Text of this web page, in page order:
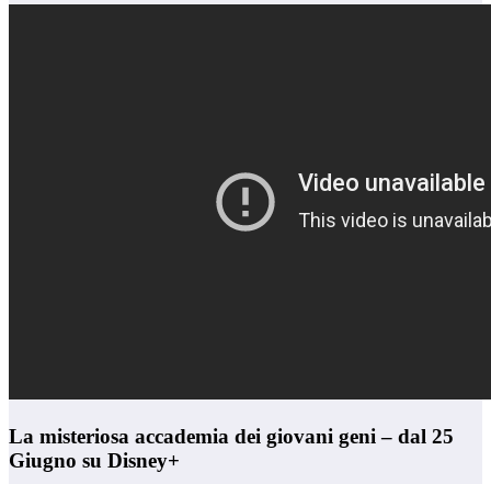
La misteriosa accademia dei giovani geni – dal 25
Giugno su Disney+